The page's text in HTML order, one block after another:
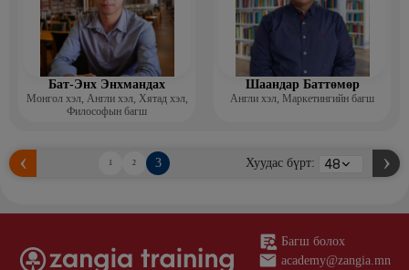
Бат-Энх Энхмандах
Монгол хэл, Англи хэл, Хятад хэл,
Философын багш
Шаандар Баттөмөр
Англи хэл, Маркетингийн багш
1 2 3 Хуудас бүрт:
Багш болох
academy@zangia.mn